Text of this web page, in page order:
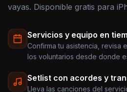
vayas. Disponible gratis para
Servicios y equipo en
Confirma tu asistencia, revisa
los voluntarios desde donde
Setlist con acordes y
Lleva las canciones del